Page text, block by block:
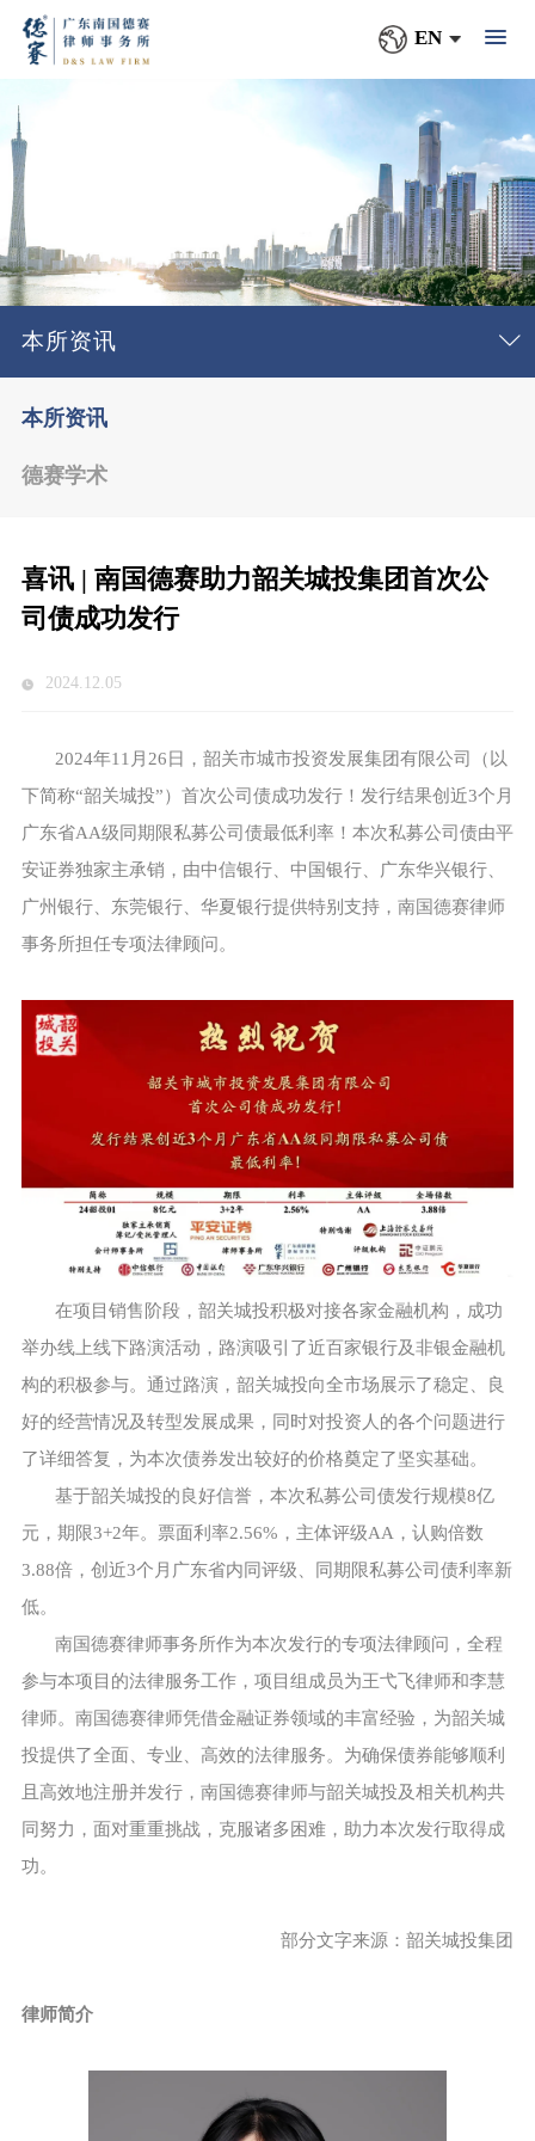
EN
本所资讯
本所资讯
德赛学术
喜讯 | 南国德赛助力韶关城投集团首次公
司债成功发行
2024.12.05
2024年11月26日，韶关市城市投资发展集团有限公司（以
下简称“韶关城投”）首次公司债成功发行！发行结果创近3个月
广东省AA级同期限私募公司债最低利率！本次私募公司债由平
安证券独家主承销，由中信银行、中国银行、广东华兴银行、
广州银行、东莞银行、华夏银行提供特别支持，南国德赛律师
事务所担任专项法律顾问。
在项目销售阶段，韶关城投积极对接各家金融机构，成功
举办线上线下路演活动，路演吸引了近百家银行及非银金融机
构的积极参与。通过路演，韶关城投向全市场展示了稳定、良
好的经营情况及转型发展成果，同时对投资人的各个问题进行
了详细答复，为本次债券发出较好的价格奠定了坚实基础。
基于韶关城投的良好信誉，本次私募公司债发行规模8亿
元，期限3+2年。票面利率2.56%，主体评级AA，认购倍数
3.88倍，创近3个月广东省内同评级、同期限私募公司债利率新
低。
南国德赛律师事务所作为本次发行的专项法律顾问，全程
参与本项目的法律服务工作，项目组成员为王弋飞律师和李慧
律师。南国德赛律师凭借金融证券领域的丰富经验，为韶关城
投提供了全面、专业、高效的法律服务。为确保债券能够顺利
且高效地注册并发行，南国德赛律师与韶关城投及相关机构共
同努力，面对重重挑战，克服诸多困难，助力本次发行取得成
功。
部分文字来源：韶关城投集团
律师简介